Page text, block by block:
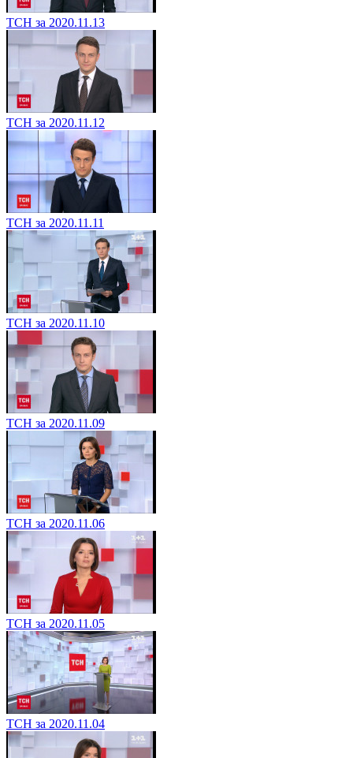
ТСН за 2020.11.13
ТСН за 2020.11.12
ТСН за 2020.11.11
ТСН за 2020.11.10
ТСН за 2020.11.09
ТСН за 2020.11.06
ТСН за 2020.11.05
ТСН за 2020.11.04